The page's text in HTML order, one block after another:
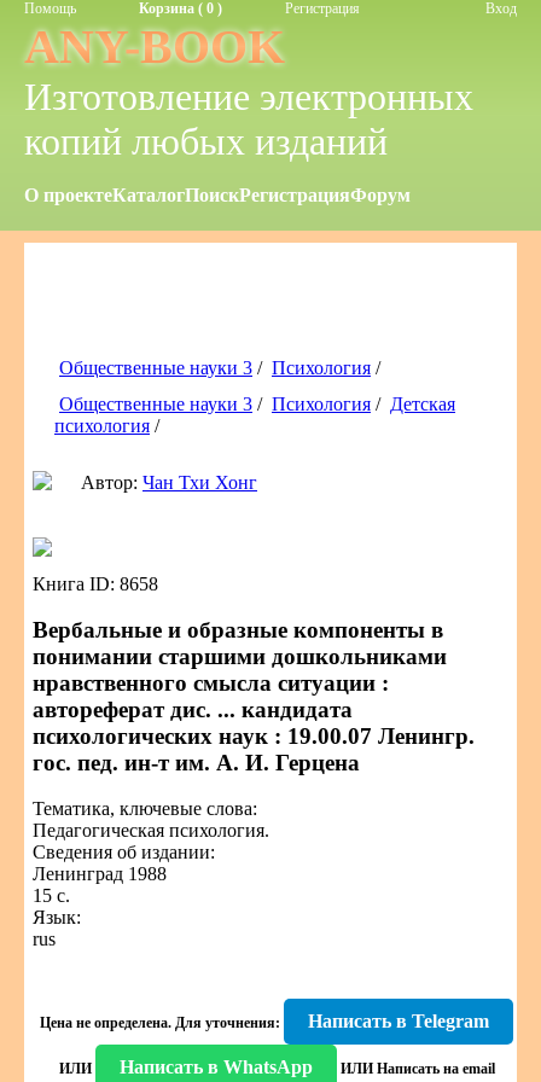
Помощь Корзина ( 0 ) Регистрация Вход
ANY-BOOK
Изготовление электронных
копий любых изданий
О проектеКаталогПоискРегистрацияФорум
Общественные науки 3 / Психология /
Общественные науки 3 / Психология / Детская
психология /
Автор: Чан Тхи Хонг
Книга ID: 8658
Вербальные и образные компоненты в
понимании старшими дошкольниками
нравственного смысла ситуации :
автореферат дис. ... кандидата
психологических наук : 19.00.07 Ленингр.
гос. пед. ин-т им. А. И. Герцена
Тематика, ключевые слова:
Педагогическая психология.
Сведения об издании:
Ленинград 1988
15 с.
Язык:
rus
Цена не определена. Для уточнения: Написать в Telegram
ИЛИ Написать в WhatsApp ИЛИ Написать на email